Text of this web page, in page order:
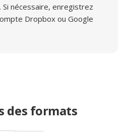
Si nécessaire, enregistrez
Dropbox ou Google
des formats